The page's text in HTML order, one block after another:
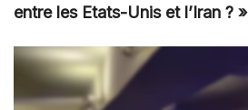
entre les Etats-Unis et l’Iran ? »